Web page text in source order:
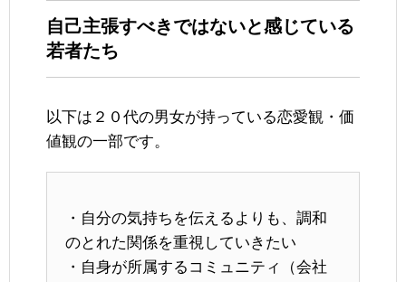
自己主張すべきではないと感じている
若者たち
以下は２０代の男女が持っている恋愛観・価
値観の一部です。
・自分の気持ちを伝えるよりも、調和
のとれた関係を重視していきたい
・自身が所属するコミュニティ（会社